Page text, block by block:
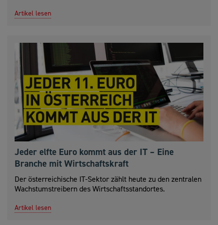
Artikel lesen
Jeder elfte Euro kommt aus der IT – Eine
Branche mit Wirtschaftskraft
Der österreichische IT-Sektor zählt heute zu den zentralen
Wachstumstreibern des Wirtschaftsstandortes.
Artikel lesen